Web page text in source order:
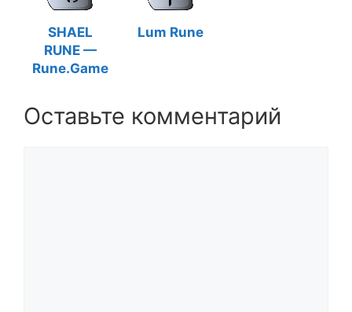
SHAEL
RUNE —
Rune.Game
Lum Rune
Оставьте комментарий